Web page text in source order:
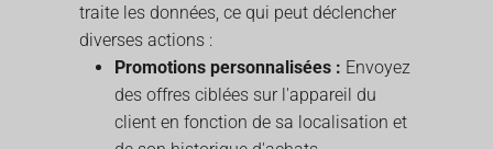
traite les données, ce qui peut déclencher
diverses actions :
Promotions personnalisées : Envoyez
des offres ciblées sur l'appareil du
client en fonction de sa localisation et